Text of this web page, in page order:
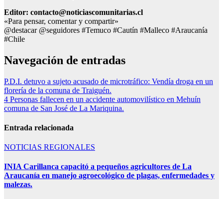
Editor: contacto@noticiascomunitarias.cl
«Para pensar, comentar y compartir»
@destacar @seguidores #Temuco #Cautín #Malleco #Araucanía
#Chile
Navegación de entradas
P.D.I. detuvo a sujeto acusado de microtráfico: Vendía droga en un
florería de la comuna de Traiguén.
4 Personas fallecen en un accidente automovilístico en Mehuín
comuna de San José de La Mariquina.
Entrada relacionada
NOTICIAS REGIONALES
INIA Carillanca capacitó a pequeños agricultores de La
Araucanía en manejo agroecológico de plagas, enfermedades y
malezas.